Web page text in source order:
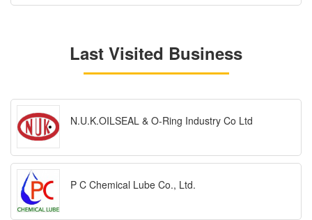
Last Visited Business
N.U.K.OILSEAL & O-Ring Industry Co Ltd
P C Chemical Lube Co., Ltd.